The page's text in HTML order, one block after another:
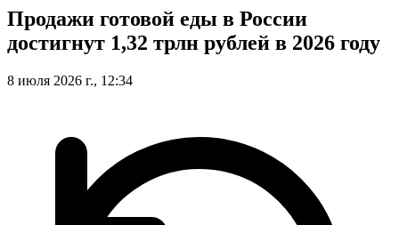
Продажи готовой еды в России
достигнут 1,32 трлн рублей в 2026 году
8 июля 2026 г., 12:34